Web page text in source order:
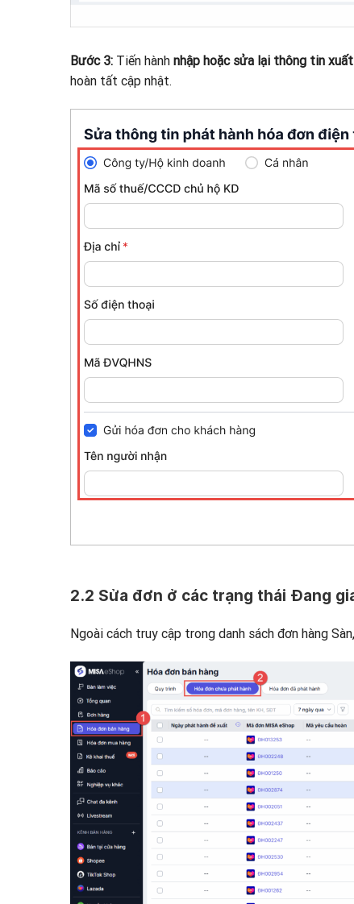
Bước 3: Tiến hành nhập hoặc sửa lại thông tin
hoàn tất cập nhật.
2.2 Sửa đơn ở các trạng thái Đang
Ngoài cách truy cập trong danh sách đơn hàng